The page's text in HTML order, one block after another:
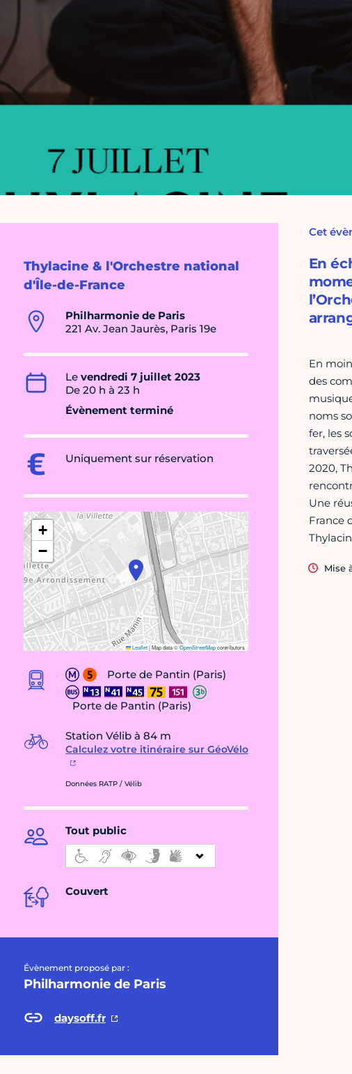
Thylacine & l'Orchestre national
d'Île-de-France
Philharmonie de Paris
221 Av. Jean Jaurès, Paris 19e
Le vendredi 7 juillet 2023
De 20 h à 23 h
Évènement terminé
Uniquement sur réservation
+
−
Leaflet|Map data ©OpenStreetMapcontributors
Porte de Pantin (Paris)
Porte de Pantin (Paris)
Station Vélib à 84 m
Calculez votre itinéraire sur GéoVélo
Données RATP / Vélib
Tout public
Couvert
Évènement proposé par :
Philharmonie de Paris
daysoff.fr
Cet
En
En
des
noms
fer, les
2020,
Une
France
Mise